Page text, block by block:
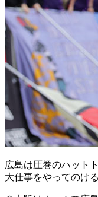
広島は圧巻のハット
大仕事をやってのけ